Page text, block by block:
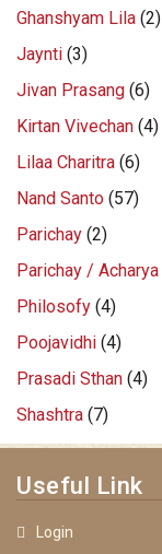
Ghanshyam Lila (2)
Jaynti (3)
Jivan Prasang (6)
Kirtan Vivechan (4)
Lilaa Charitra (6)
Nand Santo (57)
Parichay (2)
Parichay / Acharya
Philosofy (4)
Poojavidhi (4)
Prasadi Sthan (4)
Shashtra (7)
Useful Link
Login